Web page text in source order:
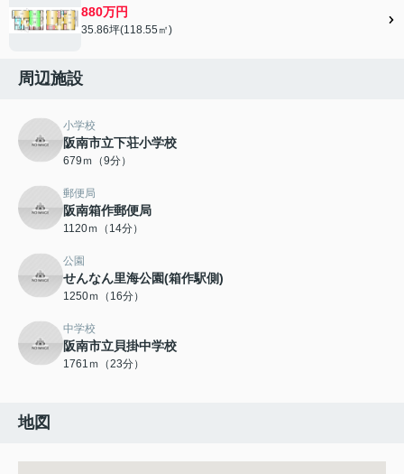
880万円
35.86坪(118.55㎡)
周辺施設
小学校
阪南市立下荘小学校
679ｍ（9分）
郵便局
阪南箱作郵便局
1120ｍ（14分）
公園
せんなん里海公園(箱作駅側)
1250ｍ（16分）
中学校
阪南市立貝掛中学校
1761ｍ（23分）
地図